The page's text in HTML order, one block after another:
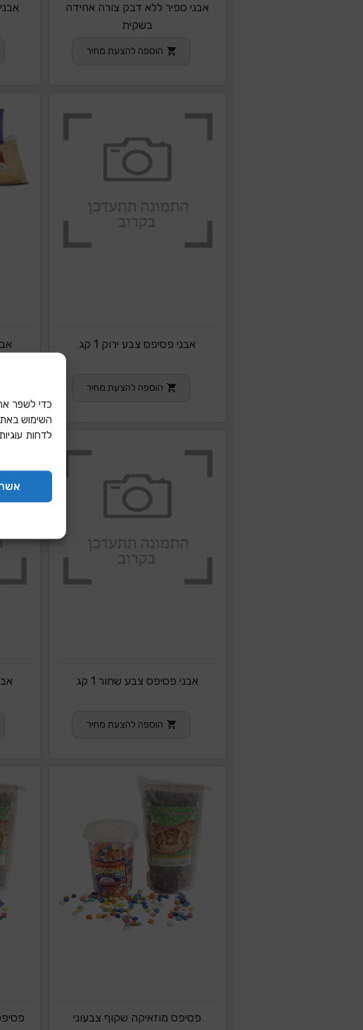
כדי לשפר
לדחות
אשר
אבני ספיר ללא דבק צורה אחידה
בשקית
הוספה להצעת מחיר
אבני פסיפס צבע ירוק 1 קג
הוספה להצעת מחיר
אבני פסיפס צבע שחור 1 קג
הוספה להצעת מחיר
פסיפס מוזאיקה שקוף צבעוני